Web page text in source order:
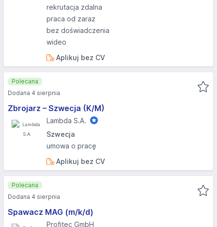
rekrutacja zdalna
praca od zaraz
bez doświadczenia
wideo
Aplikuj bez CV
Zbrojarz – Szwecja (K/M)
Lambda S.A.
Szwecja
umowa o pracę
Aplikuj bez CV
Polecana
Dodana 4 sierpnia
Spawacz MAG (m/k/d)
Profitec GmbH
Polecana
Dodana 4 sierpnia